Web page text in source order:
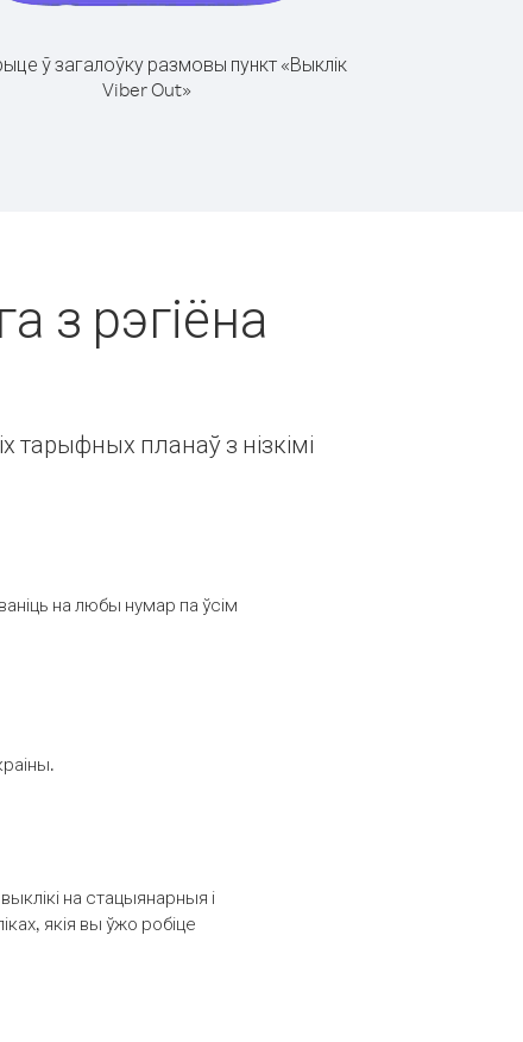
ў загалоўку размовы пункт «Выклік
Viber Out»
з рэгіёна
планаў з нізкімі
на любы нумар па ўсім
на стацыянарныя і
якія вы ўжо робіце